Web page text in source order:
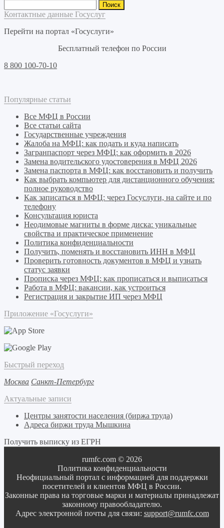
Контактные данные Госуслуг
Перейти на портал «Госуслуги»
Бесплатный телефон по России
8 800 100-70-10
Популярные статьи
Все МФЦ в России
Все статьи сайта
Государственные учреждения
Жалоба на МФЦ: как подать и куда написать
Загранпаспорт через МФЦ: как оформить в 2026
Замена водительского удостоверения в МФЦ 2026
Замена паспорта в МФЦ: как восстановить и получить
Как выбрать компьютер для дистанционного обучения:
полное руководство
Как записаться в МФЦ: через Госуслуги, на сайте и по
телефону
Консультация юриста
Неодимовые магниты в форме диска: уникальные
свойства и практическое применение
Политика конфиденциальности
Получить, поменять и восстановить ИНН в МФЦ
Проверить готовность документов в МФЦ и узнать
статус заявки
Прописка через МФЦ: как прописаться и выписаться
Работа в МФЦ: вакансии, как устроиться
Регистрация и закрытие ИП через МФЦ
Приложение «Госуслуги»
Быстрый переход
Москва Санкт-Петербург
Актуальные записи
Центры занятости населения (биржа труда)
Адреса биржи труда Мышкина
Получить выписку из ЕГРН
rumfc.com © 2026
Политика конфиденциальности
Неофициальный портал с информацией для поддержки
посетителей и клиентов МФЦ в России.
Законные права на торговые марки и материалы принадлежат
законному правообладателю.
Адрес электронной почты для связи: support@rumfc.com